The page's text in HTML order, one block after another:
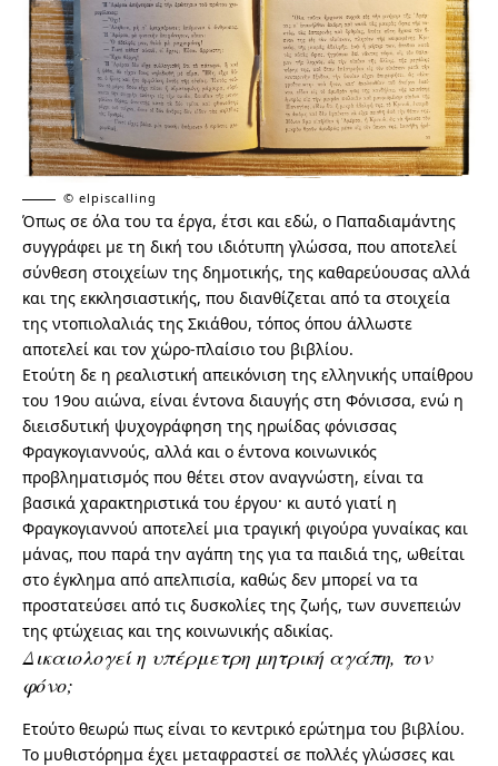
© elpiscalling
Όπως σε όλα του τα έργα, έτσι και εδώ, ο Παπαδιαμάντης
συγγράφει με τη δική του ιδιότυπη γλώσσα, που αποτελεί
σύνθεση στοιχείων της δημοτικής, της καθαρεύουσας αλλά
και της εκκλησιαστικής, που διανθίζεται από τα στοιχεία
της ντοπιολαλιάς της Σκιάθου, τόπος όπου άλλωστε
αποτελεί και τον χώρο-πλαίσιο του βιβλίου.
Ετούτη δε η ρεαλιστική απεικόνιση της ελληνικής υπαίθρου
του 19ου αιώνα, είναι έντονα διαυγής στη Φόνισσα, ενώ η
διεισδυτική ψυχογράφηση της ηρωίδας φόνισσας
Φραγκογιαννούς, αλλά και ο έντονα κοινωνικός
προβληματισμός που θέτει στον αναγνώστη, είναι τα
βασικά χαρακτηριστικά του έργου· κι αυτό γιατί η
Φραγκογιαννού αποτελεί μια τραγική φιγούρα γυναίκας και
μάνας, που παρά την αγάπη της για τα παιδιά της, ωθείται
στο έγκλημα από απελπισία, καθώς δεν μπορεί να τα
προστατεύσει από τις δυσκολίες της ζωής, των συνεπειών
της φτώχειας και της κοινωνικής αδικίας.
Δικαιολογεί η υπέρμετρη μητρική αγάπη, τον
φόνο;
Ετούτο θεωρώ πως είναι το κεντρικό ερώτημα του βιβλίου.
Το μυθιστόρημα έχει μεταφραστεί σε πολλές γλώσσες και